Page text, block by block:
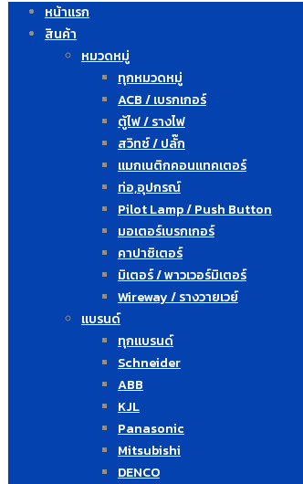
หน้าแรก
สินค้า
หมวดหมู่
ทุกหมวดหมู่
ACB / เบรกเกอร์
ตู้ไฟ / รางไฟ
สวิทซ์ / ปลั๊ก
แมกเนติกคอนแทคเตอร์
ท่อ,อุปกรณ์
Pilot Lamp / Push Button
มอเตอร์เบรกเกอร์
คาปาซิเตอร์
มิเตอร์ / พาวเวอร์มิเตอร์
Wireway / รางวายเวย์
แบรนด์
ทุกแบรนด์
Schneider
ABB
KJL
Panasonic
Mitsubishi
DENCO